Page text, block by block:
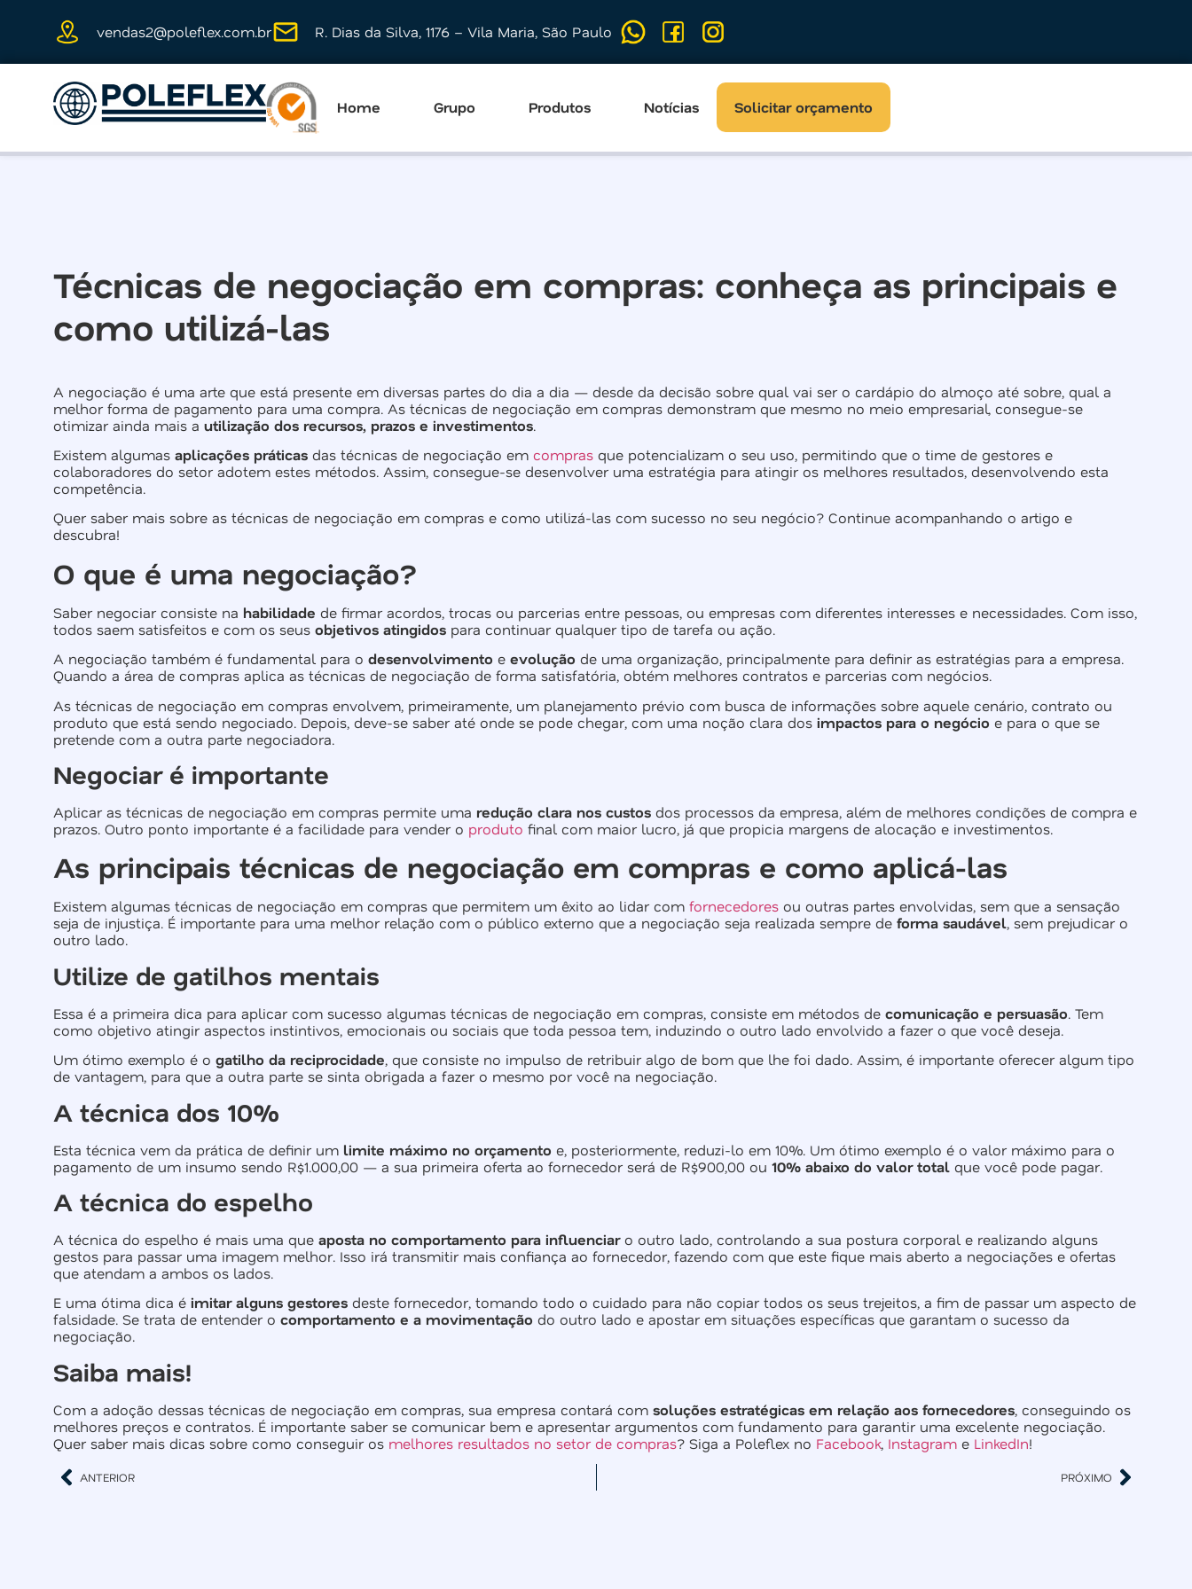
vendas2@poleflex.com.br R. Dias da Silva, 1176 – Vila Maria, São Paulo
Home Grupo Produtos Notícias Solicitar orçamento
Técnicas de negociação em compras: conheça as principais e
como utilizá-las
A negociação é uma arte que está presente em diversas partes do dia a dia — desde da decisão sobre qual vai ser o cardápio do almoço até sobre, qual a
melhor forma de pagamento para uma compra. As técnicas de negociação em compras demonstram que mesmo no meio empresarial, consegue-se
otimizar ainda mais a utilização dos recursos, prazos e investimentos.
Existem algumas aplicações práticas das técnicas de negociação em compras que potencializam o seu uso, permitindo que o time de gestores e
colaboradores do setor adotem estes métodos. Assim, consegue-se desenvolver uma estratégia para atingir os melhores resultados, desenvolvendo esta
competência.
Quer saber mais sobre as técnicas de negociação em compras e como utilizá-las com sucesso no seu negócio? Continue acompanhando o artigo e
descubra!
O que é uma negociação?
Saber negociar consiste na habilidade de firmar acordos, trocas ou parcerias entre pessoas, ou empresas com diferentes interesses e necessidades. Com isso,
todos saem satisfeitos e com os seus objetivos atingidos para continuar qualquer tipo de tarefa ou ação.
A negociação também é fundamental para o desenvolvimento e evolução de uma organização, principalmente para definir as estratégias para a empresa.
Quando a área de compras aplica as técnicas de negociação de forma satisfatória, obtém melhores contratos e parcerias com negócios.
As técnicas de negociação em compras envolvem, primeiramente, um planejamento prévio com busca de informações sobre aquele cenário, contrato ou
produto que está sendo negociado. Depois, deve-se saber até onde se pode chegar, com uma noção clara dos impactos para o negócio e para o que se
pretende com a outra parte negociadora.
Negociar é importante
Aplicar as técnicas de negociação em compras permite uma redução clara nos custos dos processos da empresa, além de melhores condições de compra e
prazos. Outro ponto importante é a facilidade para vender o produto final com maior lucro, já que propicia margens de alocação e investimentos.
As principais técnicas de negociação em compras e como aplicá-las
Existem algumas técnicas de negociação em compras que permitem um êxito ao lidar com fornecedores ou outras partes envolvidas, sem que a sensação
seja de injustiça. É importante para uma melhor relação com o público externo que a negociação seja realizada sempre de forma saudável, sem prejudicar o
outro lado.
Utilize de gatilhos mentais
Essa é a primeira dica para aplicar com sucesso algumas técnicas de negociação em compras, consiste em métodos de comunicação e persuasão. Tem
como objetivo atingir aspectos instintivos, emocionais ou sociais que toda pessoa tem, induzindo o outro lado envolvido a fazer o que você deseja.
Um ótimo exemplo é o gatilho da reciprocidade, que consiste no impulso de retribuir algo de bom que lhe foi dado. Assim, é importante oferecer algum tipo
de vantagem, para que a outra parte se sinta obrigada a fazer o mesmo por você na negociação.
A técnica dos 10%
Esta técnica vem da prática de definir um limite máximo no orçamento e, posteriormente, reduzi-lo em 10%. Um ótimo exemplo é o valor máximo para o
pagamento de um insumo sendo R$1.000,00 — a sua primeira oferta ao fornecedor será de R$900,00 ou 10% abaixo do valor total que você pode pagar.
A técnica do espelho
A técnica do espelho é mais uma que aposta no comportamento para influenciaro outro lado, controlando a sua postura corporal e realizando alguns
gestos para passar uma imagem melhor. Isso irá transmitir mais confiança ao fornecedor, fazendo com que este fique mais aberto a negociações e ofertas
que atendam a ambos os lados.
E uma ótima dica é imitar alguns gestores deste fornecedor, tomando todo o cuidado para não copiar todos os seus trejeitos, a fim de passar um aspecto de
falsidade. Se trata de entender o comportamento e a movimentação do outro lado e apostar em situações específicas que garantam o sucesso da
negociação.
Saiba mais!
Com a adoção dessas técnicas de negociação em compras, sua empresa contará com soluções estratégicas em relação aos fornecedores, conseguindo os
melhores preços e contratos. É importante saber se comunicar bem e apresentar argumentos com fundamento para garantir uma excelente negociação.
Quer saber mais dicas sobre como conseguir os melhores resultados no setor de compras? Siga a Poleflex no Facebook, Instagram e LinkedIn!
ANTERIOR PRÓXIMO